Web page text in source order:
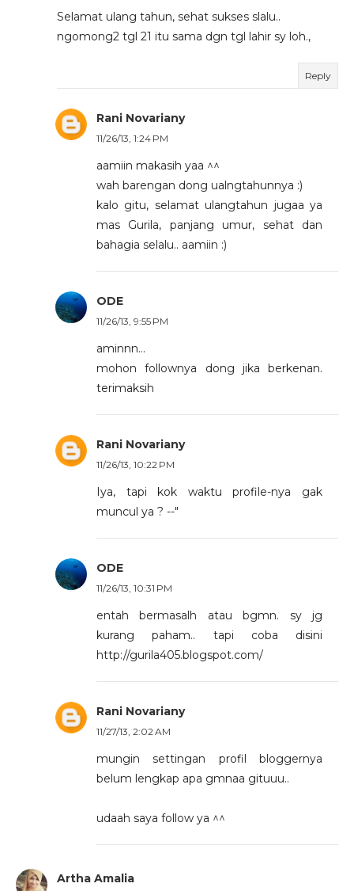
Selamat ulang tahun, sehat sukses slalu..
ngomong2 tgl 21 itu sama dgn tgl lahir sy loh.,
Reply
Rani Novariany
11/26/13, 1:24 PM
aamiin makasih yaa ^^
wah barengan dong ualngtahunnya :)
kalo gitu, selamat ulangtahun jugaa ya
mas Gurila, panjang umur, sehat dan
bahagia selalu.. aamiin :)
ODE
11/26/13, 9:55 PM
aminnn...
mohon follownya dong jika berkenan.
terimaksih
Rani Novariany
11/26/13, 10:22 PM
Iya, tapi kok waktu profile-nya gak
muncul ya ? --"
ODE
11/26/13, 10:31 PM
entah bermasalh atau bgmn. sy jg
kurang paham.. tapi coba disini
http://gurila405.blogspot.com/
Rani Novariany
11/27/13, 2:02 AM
mungin settingan profil bloggernya
belum lengkap apa gmnaa gituuu..
udaah saya follow ya ^^
Artha Amalia